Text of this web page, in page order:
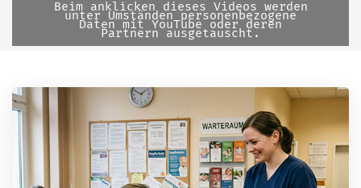
Beim anklicken dieses Videos werden
unter Umständen personenbezogene
Daten mit YouTube oder deren
Partnern ausgetauscht.